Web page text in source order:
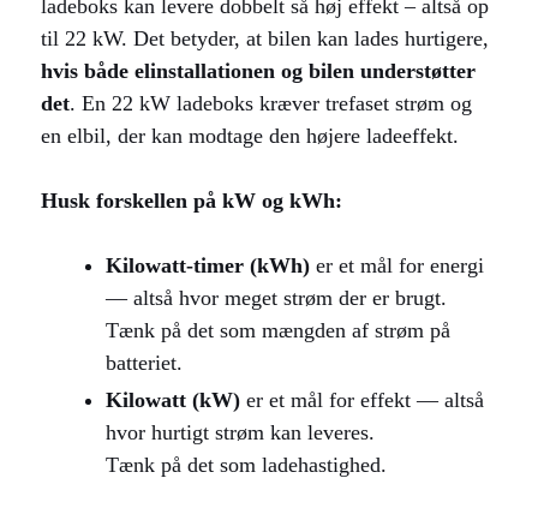
ladeboks kan levere dobbelt så høj effekt – altså op
til 22 kW. Det betyder, at bilen kan lades hurtigere,
hvis både elinstallationen og bilen understøtter
det. En 22 kW ladeboks kræver trefaset strøm og
en elbil, der kan modtage den højere ladeeffekt.
Husk forskellen på kW og kWh:
Kilowatt-timer (kWh) er et mål for energi
— altså hvor meget strøm der er brugt.
Tænk på det som mængden af strøm på
batteriet.
Kilowatt (kW) er et mål for effekt — altså
hvor hurtigt strøm kan leveres.
Tænk på det som ladehastighed.